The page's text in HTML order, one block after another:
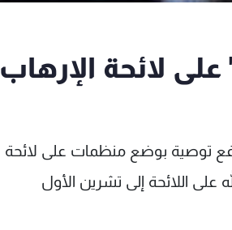
على لائحة الإرهاب
توصية بوضع منظمات على لائحة
على اللائحة إلى تشرين الأول